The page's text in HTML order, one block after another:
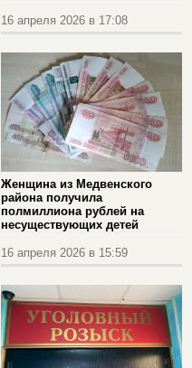
16 апреля 2026 в 17:08
Женщина из Медвенского
района получила
полмиллиона рублей на
несуществующих детей
16 апреля 2026 в 15:59